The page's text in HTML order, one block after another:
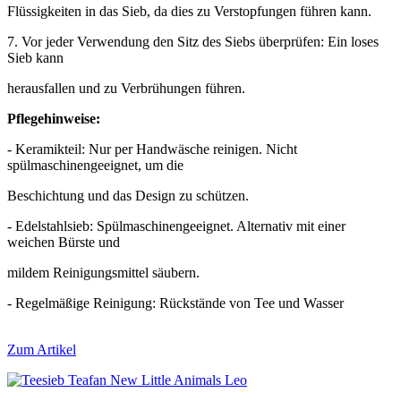
Flüssigkeiten in das Sieb, da dies zu Verstopfungen führen kann.
7. Vor jeder Verwendung den Sitz des Siebs überprüfen: Ein loses
Sieb kann
herausfallen und zu Verbrühungen führen.
Pflegehinweise:
- Keramikteil: Nur per Handwäsche reinigen. Nicht
spülmaschinengeeignet, um die
Beschichtung und das Design zu schützen.
- Edelstahlsieb: Spülmaschinengeeignet. Alternativ mit einer
weichen Bürste und
mildem Reinigungsmittel säubern.
- Regelmäßige Reinigung: Rückstände von Tee und Wasser
Zum Artikel